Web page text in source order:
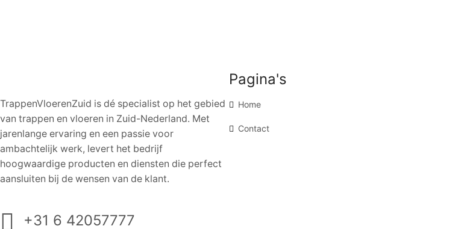
TrappenVloerenZuid is dé specialist op het gebied
van trappen en vloeren in Zuid-Nederland. Met
jarenlange ervaring en een passie voor
ambachtelijk werk, levert het bedrijf
hoogwaardige producten en diensten die perfect
aansluiten bij de wensen van de klant.
+31 6 42057777
Pagina's
Home
Contact